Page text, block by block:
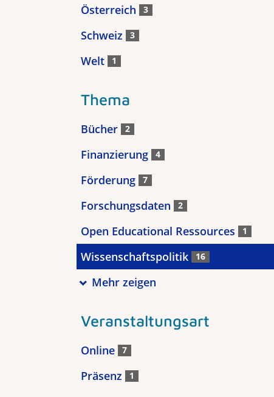
Österreich 3
Schweiz 3
Welt 1
Thema
Bücher 2
Finanzierung 4
Förderung 7
Forschungsdaten 2
Open Educational Ressources 1
Wissenschaftspolitik 16
Mehr zeigen
Veranstaltungsart
Online 7
Präsenz 1